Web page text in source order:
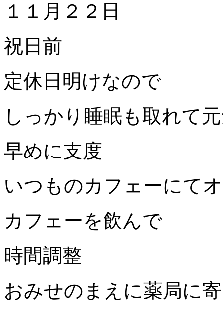
１１月２２日
祝日前
定休日明けなので
しっかり睡眠も取れて
早めに支度
いつものカフェーにて
カフェーを飲んで
時間調整
おみせのまえに薬局に